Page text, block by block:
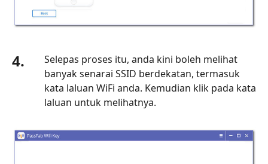
4.
Selepas proses itu, anda kini boleh melihat
banyak senarai SSID berdekatan, termasuk
kata laluan WiFi anda. Kemudian klik pada kata
laluan untuk melihatnya.